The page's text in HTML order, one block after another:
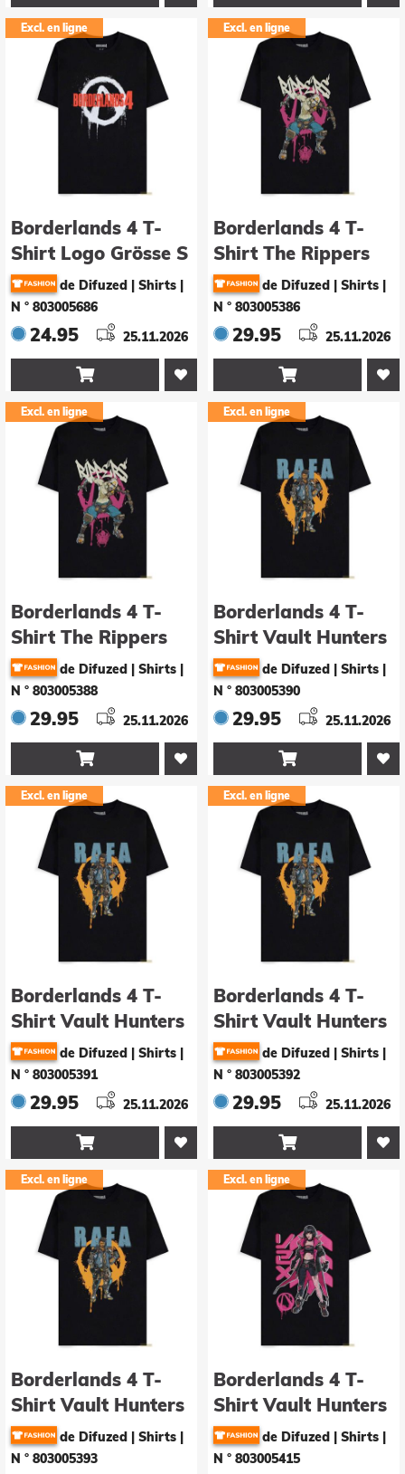
Excl. en ligne
Borderlands 4 T-
Shirt Logo Grösse S
de Difuzed | Shirts
N ° 803005686
24.95 25.11.2026

Excl. en ligne
Borderlands 4 T-
Shirt The Rippers
Grösse Mde Difuzed | Shirts
N ° 803005386
29.95 25.11.2026

Excl. en ligne
Borderlands 4 T-
Shirt The Rippers
Grösse XLde Difuzed | Shirts
N ° 803005388
29.95 25.11.2026

Excl. en ligne
Borderlands 4 T-
Shirt Vault Hunters
Rafa Grösse L
de Difuzed | Shirts
N ° 803005390
29.95 25.11.2026

Excl. en ligne
Borderlands 4 T-
Shirt Vault Hunters
Rafa Grösse M
de Difuzed | Shirts
N ° 803005391
29.95 25.11.2026

Excl. en ligne
Borderlands 4 T-
Shirt Vault Hunters
Rafa Grösse S
de Difuzed | Shirts
N ° 803005392
29.95 25.11.2026

Excl. en ligne
Borderlands 4 T-
Shirt Vault Hunters
Rafa Grösse XL
de Difuzed | Shirts
N ° 803005393
Excl. en ligne
Borderlands 4 T-
Shirt Vault Hunters
Vexd Grösse L
de Difuzed | Shirts
N ° 803005415